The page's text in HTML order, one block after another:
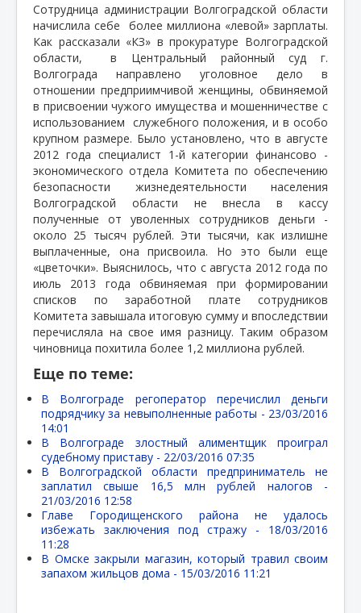
Сотрудница администрации Волгоградской области
начислила себе
более миллиона «левой» зарплаты.
Как рассказали «КЗ» в прокуратуре Волгоградской
области,
в Центральный районный суд г.
Волгограда направлено уголовное дело в
отношении предприимчивой женщины, обвиняемой
в присвоении чужого имущества и мошенничестве с
использованием служебного положения, и в особо
крупном размере. Было установлено, что в августе
2012 года специалист 1-й категории финансово -
экономического отдела Комитета по обеспечению
безопасности жизнедеятельности населения
Волгоградской области не внесла в кассу
полученные от уволенных сотрудников деньги -
около 25 тысяч рублей. Эти тысячи, как излишне
выплаченные, она присвоила. Но это были еще
«цветочки». Выяснилось, что с августа 2012 года по
июль 2013 года обвиняемая при формировании
списков по заработной плате сотрудников
Комитета завышала итоговую сумму и впоследствии
перечисляла на свое имя разницу. Таким образом
чиновница похитила более 1,2 миллиона рублей.
Еще по теме:
В Волгограде регоператор перечислил деньги
подрядчику за невыполненные работы - 23/03/2016
14:01
В Волгограде злостный алиментщик проиграл
судебному приставу - 22/03/2016 07:35
В Волгоградской области предприниматель не
заплатил свыше 16,5 млн рублей налогов -
21/03/2016 12:58
Главе Городищенского района не удалось
избежать заключения под стражу - 18/03/2016
11:28
В Омске закрыли магазин, который травил своим
запахом жильцов дома - 15/03/2016 11:21